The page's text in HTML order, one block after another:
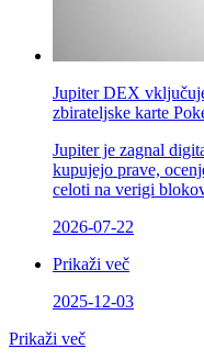
Jupiter DEX
zbirateljske karte
Jupiter je zagnal
kupujejo prave,
celoti na verigi
2026-07-22
Prikaži več
2025-12-03
Prikaži več